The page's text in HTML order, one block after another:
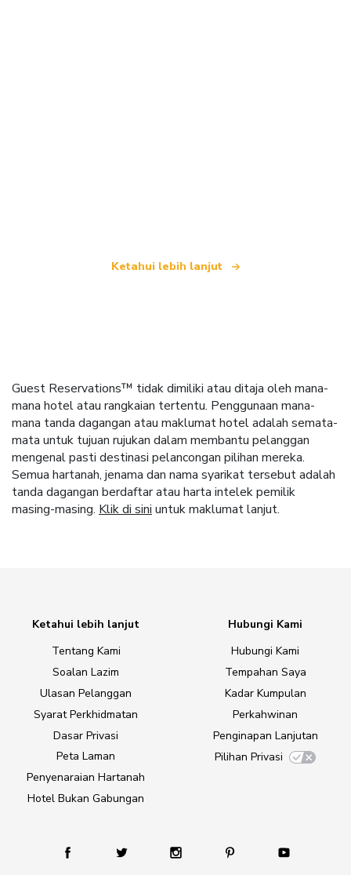
Ketahui lebih lanjut
Guest Reservations™ tidak dimiliki atau ditaja oleh mana-
mana hotel atau rangkaian tertentu. Penggunaan mana-
mana tanda dagangan atau maklumat hotel adalah semata-
mata untuk tujuan rujukan dalam membantu pelanggan
mengenal pasti destinasi pelancongan pilihan mereka.
Semua hartanah, jenama dan nama syarikat tersebut adalah
tanda dagangan berdaftar atau harta intelek pemilik
masing-masing. Klik di sini untuk maklumat lanjut.
Ketahui lebih lanjut
Tentang Kami
Soalan Lazim
Ulasan Pelanggan
Syarat Perkhidmatan
Dasar Privasi
Peta Laman
Penyenaraian Hartanah
Hotel Bukan Gabungan
Hubungi Kami
Hubungi Kami
Tempahan Saya
Kadar Kumpulan
Perkahwinan
Penginapan Lanjutan
Pilihan Privasi